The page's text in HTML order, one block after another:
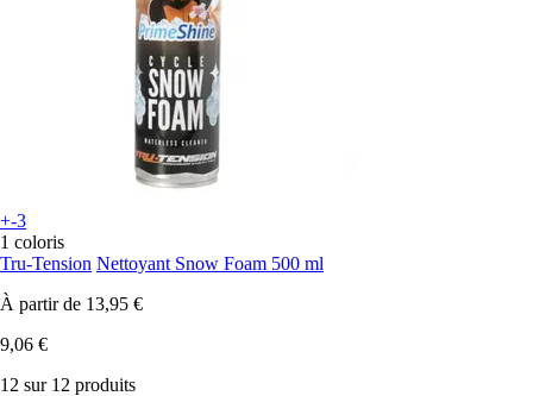
+-3
1 coloris
Tru-Tension Nettoyant Snow Foam 500 ml
À partir de 13,95 €
9,06 €
12 sur 12 produits